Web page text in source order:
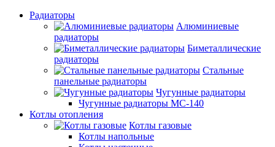
Радиаторы
Алюминиевые
радиаторы
Биметаллические
радиаторы
Стальные
панельные радиаторы
Чугунные радиаторы
Чугунные радиаторы МС-140
Котлы отопления
Котлы газовые
Котлы напольные